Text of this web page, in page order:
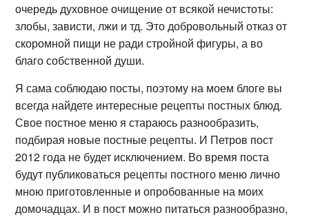
очередь духовное очищение от всякой нечистоты:
злобы, зависти, лжи и тд. Это добровольный отказ от
скоромной пищи не ради стройной фигуры, а во
благо собственной души.
Я сама соблюдаю посты, поэтому на моем блоге вы
всегда найдете интересные рецепты постных блюд.
Свое постное меню я стараюсь разнообразить,
подбирая новые постные рецепты. И Петров пост
2012 года не будет исключением. Во время поста
будут публиковаться рецепты постного меню лично
мною приготовленные и опробованные на моих
домочадцах. И в пост можно питаться разнообразно,